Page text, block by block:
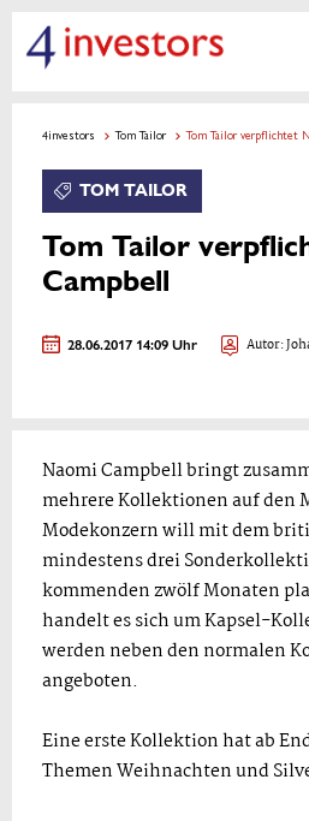
4investors Tom Tailor Tom Tailor verpflichtet
TOM TAILOR
Tom Tailor
Campbell
28.06.2017 14:09 Uhr Autor:
Naomi Campbell bringt
mehrere Kollektionen auf den
Modekonzern will mit dem
mindestens drei
kommenden zwölf Monaten
handelt es sich um Kapsel-
werden neben den normalen
angeboten.
Eine erste Kollektion hat ab
Themen Weihnachten und